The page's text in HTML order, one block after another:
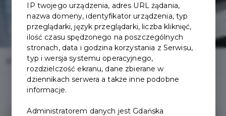
Home Oferty Restauracja Stara Kuchnia
IP twojego urządzenia, adres URL żądania,
nazwa domeny, identyfikator urządzenia, typ
przeglądarki, język przeglądarki, liczba kliknięć,
ilość czasu spędzonego na poszczególnych
stronach, data i godzina korzystania z Serwisu,
typ i wersja systemu operacyjnego,
rozdzielczość ekranu, dane zbierane w
dziennikach serwera a także inne podobne
informacje.
Administratorem danych jest Gdańska